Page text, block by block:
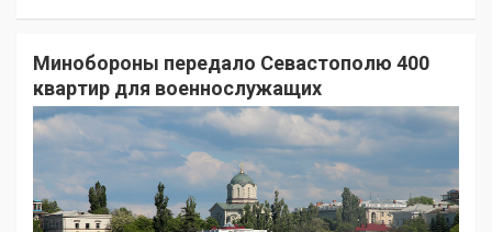
Минобороны передало Севастополю 400
квартир для военнослужащих